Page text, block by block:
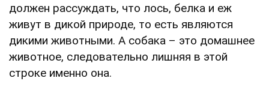
должен рассуждать, что лось, белка и еж
живут в дикой природе, то есть являются
дикими животными. А собака – это домашнее
животное, следовательно лишняя в этой
строке именно она.